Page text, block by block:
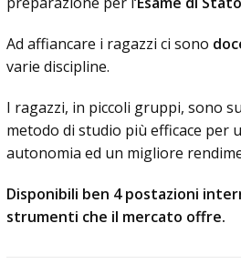
Ad affiancare i ragazzi ci sono
varie discipline.
I ragazzi, in piccoli gruppi, sono
metodo di studio più efficace per
autonomia ed un migliore
Disponibili ben 4 postazioni
strumenti che il mercato offre.